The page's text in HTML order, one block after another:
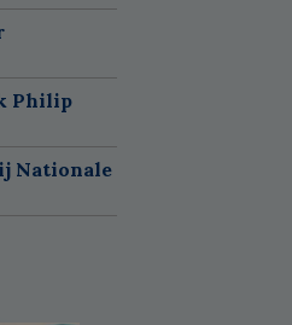
Philip
Nationale